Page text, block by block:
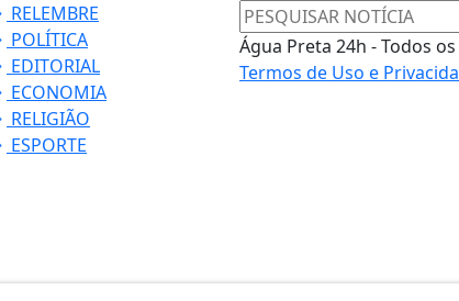
RELEMBRE
POLÍTICA
EDITORIAL
ECONOMIA
RELIGIÃO
ESPORTE
Água Preta 24h - Todos
Termos de Uso e